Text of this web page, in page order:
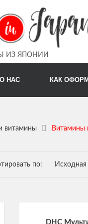
ИЗ ЯПОНИИ
О НАС КАК
витамины Витамины
по: Исходная
DHC